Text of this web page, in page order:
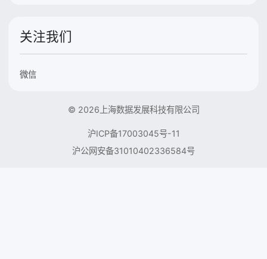
关注我们
微信
© 2026上海数据发展科技有限公司
沪ICP备17003045号-11
沪公网安备31010402336584号